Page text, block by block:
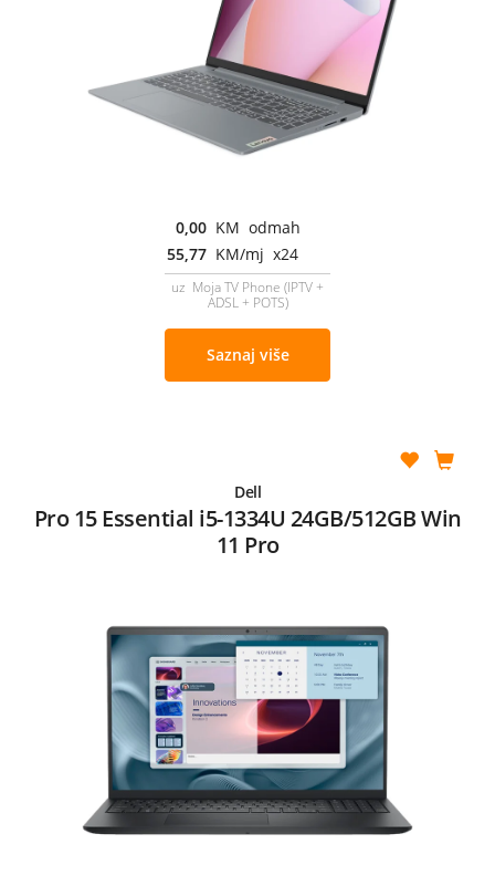
0,00 KM odmah
55,77 KM/mj x24
uz Moja TV Phone (IPTV +
ADSL + POTS)
Saznaj više
Dell
Pro 15 Essential i5-1334U 24GB/512GB Win
11 Pro